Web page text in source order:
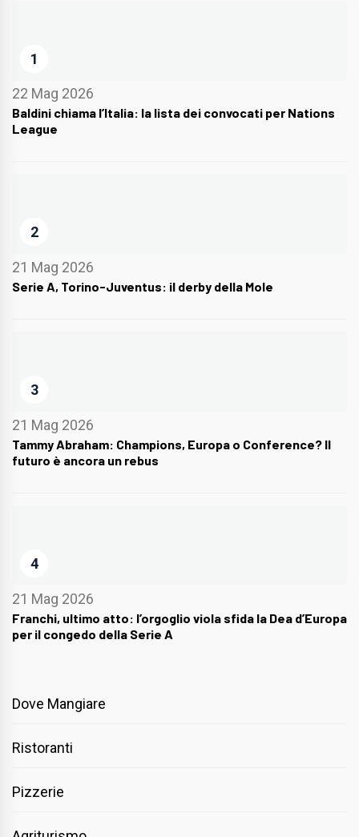
1
22 Mag 2026
Baldini chiama l’Italia: la lista dei convocati per Nations
League
2
21 Mag 2026
Serie A, Torino-Juventus: il derby della Mole
3
21 Mag 2026
Tammy Abraham: Champions, Europa o Conference? Il
futuro è ancora un rebus
4
21 Mag 2026
Franchi, ultimo atto: l’orgoglio viola sfida la Dea d’Europa
per il congedo della Serie A
Dove Mangiare
Ristoranti
Pizzerie